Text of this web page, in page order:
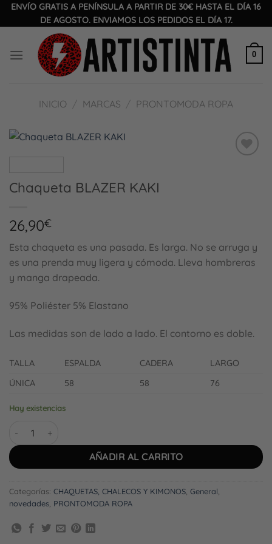
Saltar
contenido
ENVÍO GRATIS A PENÍNSULA A PARTIR DE 30€ HASTA EL DÍA 16
DE AGOSTO. ENVIAMOS LOS PEDIDOS EL DÍA 17.
0
INICIO / MARCAS / PRONTOMODA ROPA
Chaqueta BLAZER KAKI
26,90€
Esta chaqueta es una pasada. Es larga. No se arruga y
es una prenda muy ligera y cómoda. Lleva hombreras
y manga drapeada.
95% Poliéster 5% Elastano
Las medidas son de lado a lado. El contorno es doble.
TALLA ESPALDA CADERA
LARGO
ÚNICA
58 58 76
Hay existencias
AÑADIR AL CARRITO
Categorías: CHAQUETAS, CHALECOS Y KIMONOS General
novedades PRONTOMODA ROPA